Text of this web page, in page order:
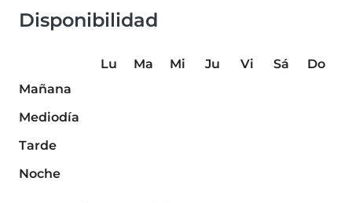
Disponibilidad
Lu Ma Mi Ju Vi Sá
Do
Mañana
Mediodía
Tarde
Noche